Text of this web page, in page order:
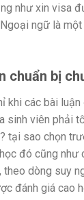
như xin visa
ngữ là
chuẩn bị
các bài
sinh viên phải
tại sao chọn
đó cũng như
dòng suy
đánh giá cao